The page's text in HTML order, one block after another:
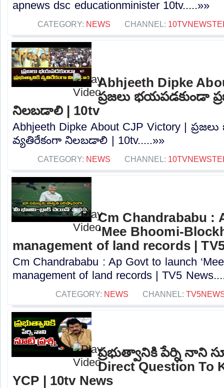
apnews dsc educationminister 10tv.....»»
CATEGORY: NEWS CHANNEL:
Abhjeeth Dipke
ప్రజలు భయపడకుండా
నిలబడాలి | 10tv
Abhjeeth Dipke About CJP Victory |
వ్యతిరేకంగా నిలబడాలి | 10tv.....»»
CATEGORY: NEWS CHANNEL:
Cm Chandrababu :
‘Mee Bhoomi-
management of land records |
Cm Chandrababu : Ap Govt to launch
management of land records | TV5
CATEGORY: NEWS CHANNEL:
ప్రభుత్వానికి పేర్ని నాని
Direct Question To
YCP | 10tv News